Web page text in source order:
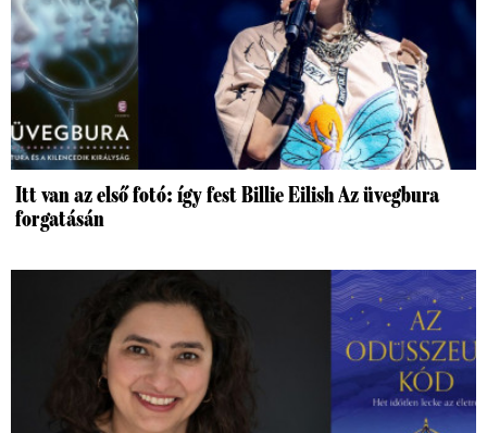
Itt van az első fotó: így fest Billie Eilish Az üvegbura
forgatásán